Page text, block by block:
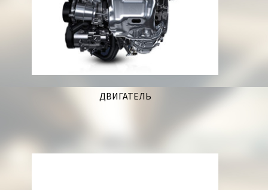
ДВИГАТЕЛЬ